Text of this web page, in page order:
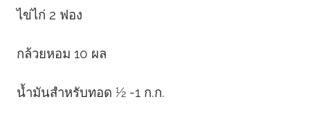
ไข่ไก่ 2 ฟอง
กล้วยหอม 10 ผล
น้ำมันสําหรับทอด ½ -1 ก.ก.